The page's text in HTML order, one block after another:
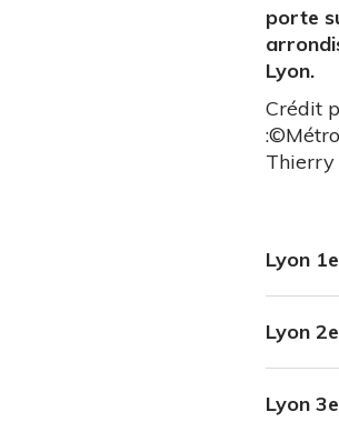
porte
Lyon.
Crédit
Thierry
Lyon
Lyon 2e
Lyon 3e